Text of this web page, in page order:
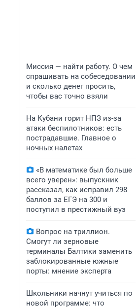
Миссия — найти работу. О чем
спрашивать на собеседовании
и сколько денег просить,
чтобы вас точно взяли
На Кубани горит НПЗ из-за
атаки беспилотников: есть
пострадавшие. Главное о
ночных налетах
«В математике был больше
всего уверен»: выпускник
рассказал, как исправил 298
баллов за ЕГЭ на 300 и
поступил в престижный вуз
Вопрос на триллион.
Смогут ли зерновые
терминалы Балтики заменить
заблокированные южные
порты: мнение эксперта
Школьники начнут учиться по
новой программе: что